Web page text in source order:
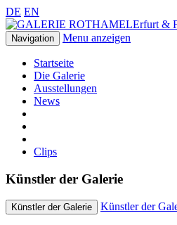
DE EN
Erfurt &
Navigation Menu anzeigen
Startseite
Die Galerie
Ausstellungen
News
Clips
Künstler der Galerie
Künstler der Galerie Künstler der